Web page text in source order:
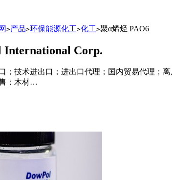
>产品>环保能源化工>化工>聚α烯烃 PAO6
International Corp.
；技术进出口；进出口代理；国内贸易代理；
；木材…